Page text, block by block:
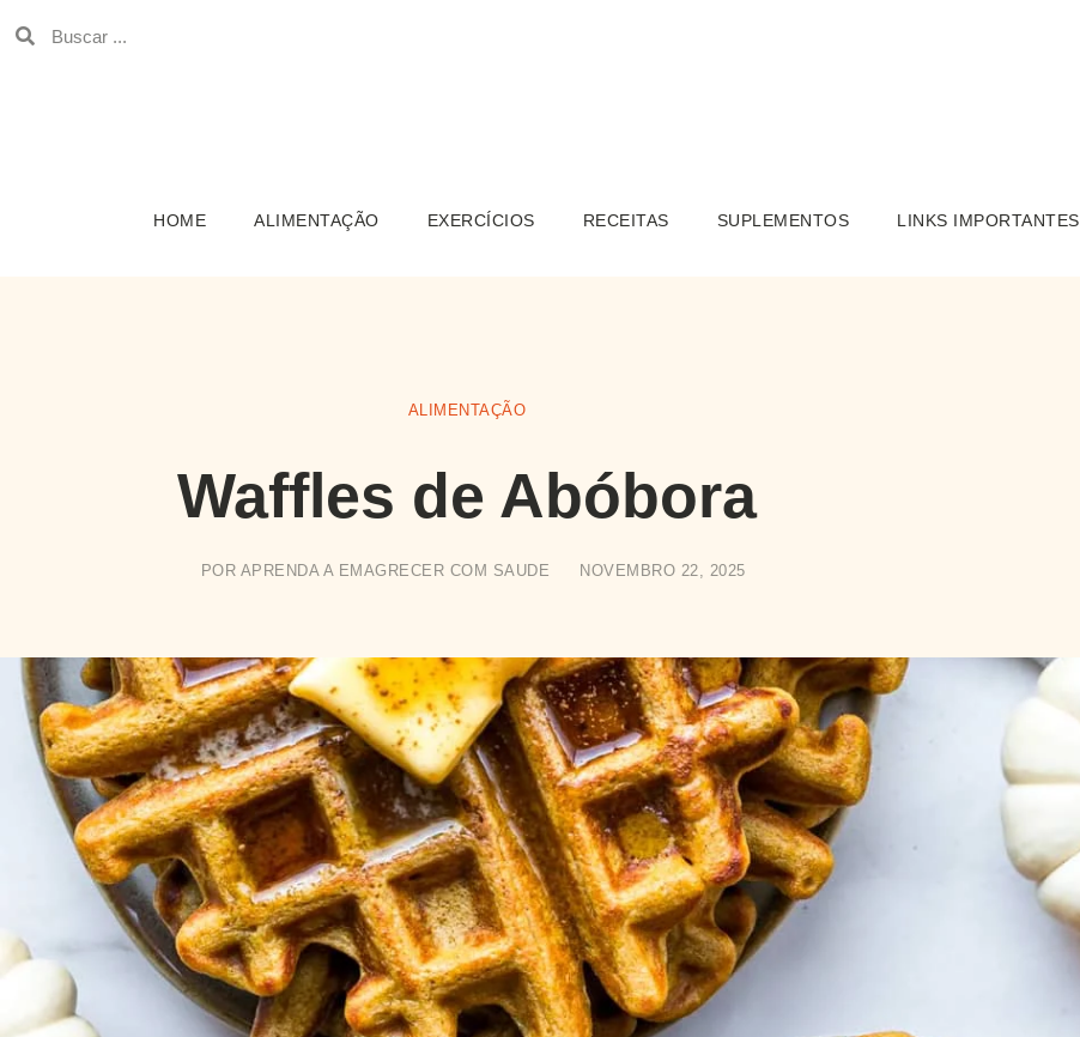
HOME ALIMENTAÇÃO EXERCÍCIOS RECEITAS SUPLEMENTOS LINKS IMPORTANTES
ALIMENTAÇÃO
Waffles de Abóbora
POR APRENDA A EMAGRECER COM SAUDE NOVEMBRO 22, 2025